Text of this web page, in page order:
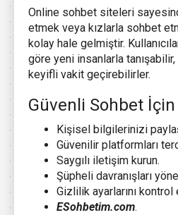
Online sohbet siteleri
etmek veya kızlarla sohbet
kolay hale gelmiştir.
göre yeni insanlarla
keyifli vakit geçirebilirler.
Güvenli Sohbet
Kişisel bilgilerinizi
Güvenilir platformları
Saygılı iletişim kurun.
Şüpheli davranışları
Gizlilik ayarlarını kontrol
ESohbetim.com.